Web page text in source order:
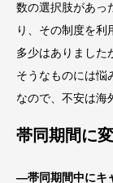
数の選択肢があっ
り、その制度を利
多少はありました
そうなものには悩
なので、不安は海
帯同期間に
―帯同期間中にキ